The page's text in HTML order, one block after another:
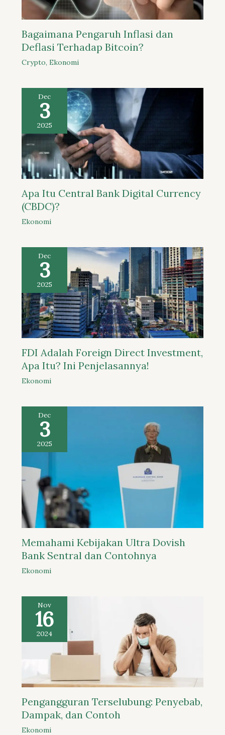
Bagaimana Pengaruh Inflasi dan
Deflasi Terhadap Bitcoin?
Crypto, Ekonomi
Dec
3
2025
Apa Itu Central Bank Digital Currency
(CBDC)?
Ekonomi
Dec
3
2025
FDI Adalah Foreign Direct Investment,
Apa Itu? Ini Penjelasannya!
Ekonomi
Dec
3
2025
Memahami Kebijakan Ultra Dovish
Bank Sentral dan Contohnya
Ekonomi
Nov
16
2024
Pengangguran Terselubung: Penyebab,
Dampak, dan Contoh
Ekonomi